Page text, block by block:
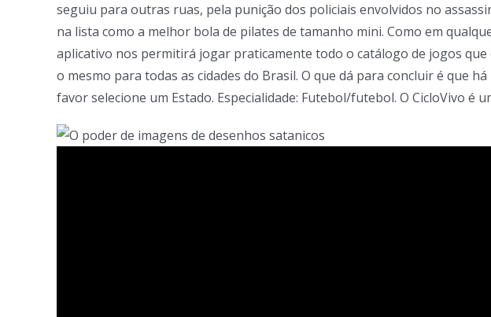
seguiu para outras ruas, pela punição dos policiais envolvidos no
na lista como a melhor bola de pilates de tamanho mini. Como em
aplicativo nos permitirá jogar praticamente todo o catálogo de jogos
o mesmo para todas as cidades do Brasil. O que dá para concluir é que
favor selecione um Estado. Especialidade: Futebol/futebol. O CicloVivo é